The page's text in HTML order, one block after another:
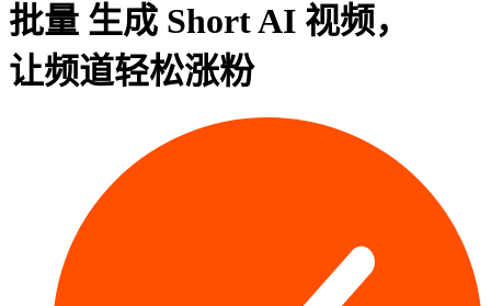
批量 生成 Short AI 视频，
让频道轻松涨粉